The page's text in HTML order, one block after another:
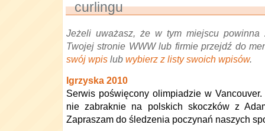
curlingu
Jeżeli uważasz, że w tym miejscu powinna
Twojej stronie WWW lub firmie przejdź do
swój wpis lub wybierz z listy swoich wpisów.
Igrzyska 2010
Serwis poświęcony olimpiadzie w
nie zabraknie na polskich skoczków z
Zapraszam do śledzenia poczynań naszych